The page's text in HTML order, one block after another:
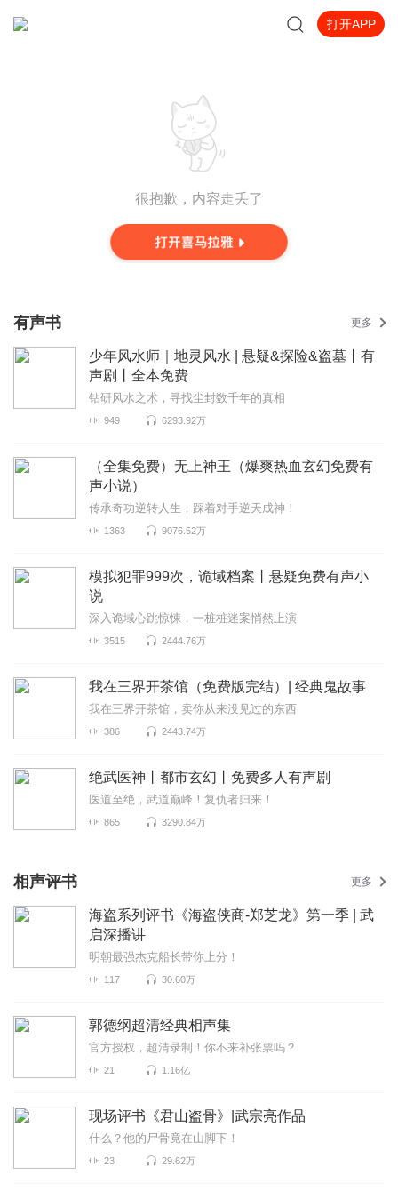
打开APP
很抱歉，内容走丢了
有声书 更多
少年风水师｜地灵风水 | 悬疑&探险&盗墓丨有
声剧丨全本免费
钻研风水之术，寻找尘封数千年的真相
949 6293.92万
（全集免费）无上神王（爆爽热血玄幻免费有
声小说）
传承奇功逆转人生，踩着对手逆天成神！
1363 9076.52万
模拟犯罪999次，诡域档案丨悬疑免费有声小
说
深入诡域心跳惊悚，一桩桩迷案悄然上演
3515 2444.76万
我在三界开茶馆（免费版完结）| 经典鬼故事
我在三界开茶馆，卖你从来没见过的东西
386 2443.74万
绝武医神丨都市玄幻丨免费多人有声剧
医道至绝，武道巅峰！复仇者归来！
865 3290.84万
相声评书 更多
海盗系列评书《海盗侠商-郑芝龙》第一季 | 武
启深播讲
明朝最强杰克船长带你上分！
117 30.60万
郭德纲超清经典相声集
官方授权，超清录制！你不来补张票吗？
21 1.16亿
现场评书《君山盗骨》|武宗亮作品
什么？他的尸骨竟在山脚下！
23 29.62万